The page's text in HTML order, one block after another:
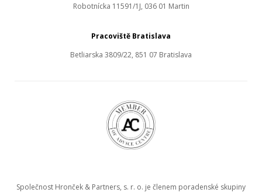
Robotnícka 11591/1J, 036 01 Martin
Pracoviště Bratislava
Betliarska 3809/22, 851 07 Bratislava
Společnost Hronček & Partners, s. r. o. je členem poradenské skupiny